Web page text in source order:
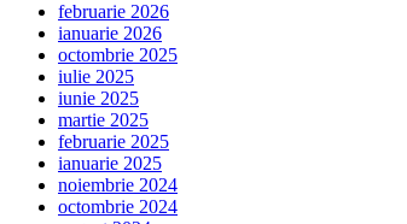
februarie 2026
ianuarie 2026
octombrie 2025
iulie 2025
iunie 2025
martie 2025
februarie 2025
ianuarie 2025
noiembrie 2024
octombrie 2024